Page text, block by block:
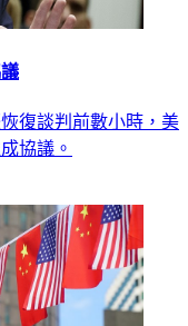
復談判前數小時，美
協議。